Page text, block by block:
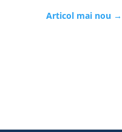
Articol mai nou →